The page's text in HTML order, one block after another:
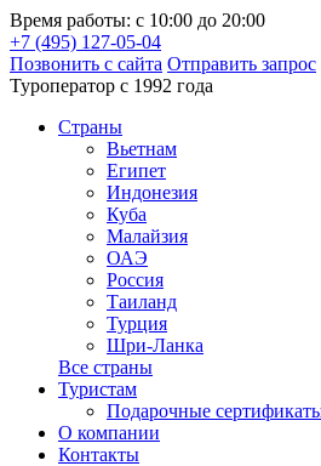
Время работы: с 10:00 до 20:00
+7 (495) 127-05-04
Позвонить с сайта Отправить запрос
Туроператор с 1992 года
Cтраны
Вьетнам
Египет
Индонезия
Куба
Малайзия
ОАЭ
Россия
Таиланд
Турция
Шри-Ланка
Все страны
Туристам
Подарочные
О компании
Контакты